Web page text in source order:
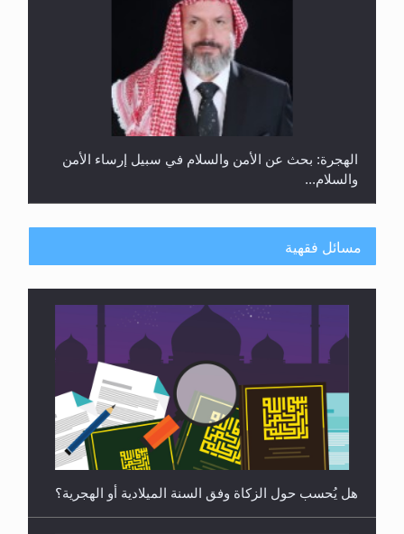
رأيٌ في لغة المسيح الموعود عليه السلام ..«3» نظرة
في شعر المسيح الموعود عليه السلام.....
**الحصن الحصين من وساوس المعارضين ...**...
مسائل فقهية
هل يُحسب حول الزكاة وفق السنة الميلادية أو الهجرية؟
هل يجوز فتح مشروع كوافير نسائي للمحجبات وغير